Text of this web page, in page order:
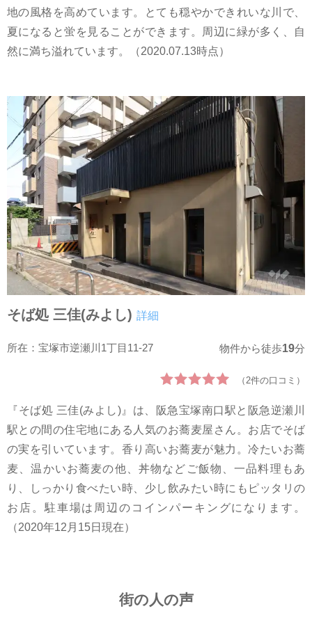
地の風格を高めています。とても穏やかできれいな川で、
夏になると蛍を見ることができます。周辺に緑が多く、自
然に満ち溢れています。（2020.07.13時点）
そば処 三佳(みよし) 詳細
所在：宝塚市逆瀬川1丁目11-27 物件から徒歩19分
（2件の口コミ）
『そば処 三佳(みよし)』は、阪急宝塚南口駅と阪急逆瀬川
駅との間の住宅地にある人気のお蕎麦屋さん。お店でそば
の実を引いています。香り高いお蕎麦が魅力。冷たいお蕎
麦、温かいお蕎麦の他、丼物などご飯物、一品料理もあ
り、しっかり食べたい時、少し飲みたい時にもピッタリの
お店。駐車場は周辺のコインパーキングになります。
（2020年12月15日現在）
街の人の声